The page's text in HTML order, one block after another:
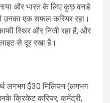
और भारत के लिए कुछ वनडे
एक सफल करियर रहा।
स्थिर और निजी रहा है, और
से दूर रखा है।
लगभग $30 मिलियन (लगभग
क्रिकेट करियर, कमेंट्री,